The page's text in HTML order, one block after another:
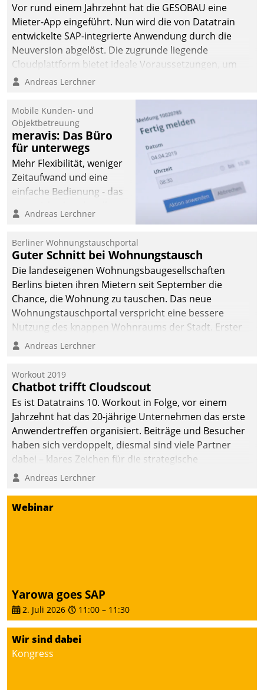
Vor rund einem Jahrzehnt hat die GESOBAU eine
Mieter-App eingeführt. Nun wird die von Datatrain
entwickelte SAP-integrierte Anwendung durch die
Neuversion abgelöst. Die zugrunde liegende
Cloudplattform bietet ideale Voraussetzungen, um
die Funktionalität der App zu erweitern und weitere
integrieren.
Andreas Lerchner
Mobile Kunden- und
Objektbetreuung
meravis: Das Büro
für unterwegs
Mehr Flexibilität, weniger
Zeitaufwand und eine
einfache Bedienung - das
Cockpit für mobile
Datatrain. Die meravis
Wohnungsbau- und
Immobilien GmbH hat
sich dabei für den Betrieb
der Lösung über die SAP
Cloud Platform
entschieden - als erstes
Unternehmen am
Andreas Lerchner
Berliner Wohnungstauschportal
Guter Schnitt bei Wohnungstausch
Die landeseigenen Wohnungsbaugesellschaften
Berlins bieten ihren Mietern seit September die
Chance, die Wohnung zu tauschen. Das neue
Wohnungstauschportal verspricht eine bessere
Nutzung des knappen Wohnraums der Stadt. Erster
Anwendungsfall für Datatrains Lösung API-Hub mit
Unternehmen.
Andreas Lerchner
Workout 2019
Chatbot trifft Cloudscout
Es ist Datatrains 10. Workout in Folge, vor einem
Jahrzehnt hat das 20-jährige Unternehmen das erste
Anwendertreffen organisiert. Beiträge und Besucher
haben sich verdoppelt, diesmal sind viele Partner
dabei – klares Zeichen für die strategische
Fokussierung auf den Kunden.
Andreas Lerchner
Webinar
Yarowa goes SAP
2. Juli 2026 11:00 – 11:30
Wir sind dabei
Kongress